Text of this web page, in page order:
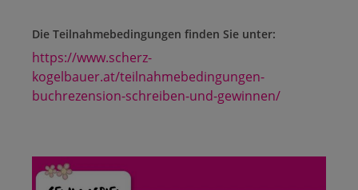
Die Teilnahmebedingungen finden Sie unter:
https://www.scherz-
kogelbauer.at/teilnahmebedingungen-
buchrezension-schreiben-und-gewinnen/